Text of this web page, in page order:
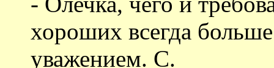
хороших всегда
уважением. С.